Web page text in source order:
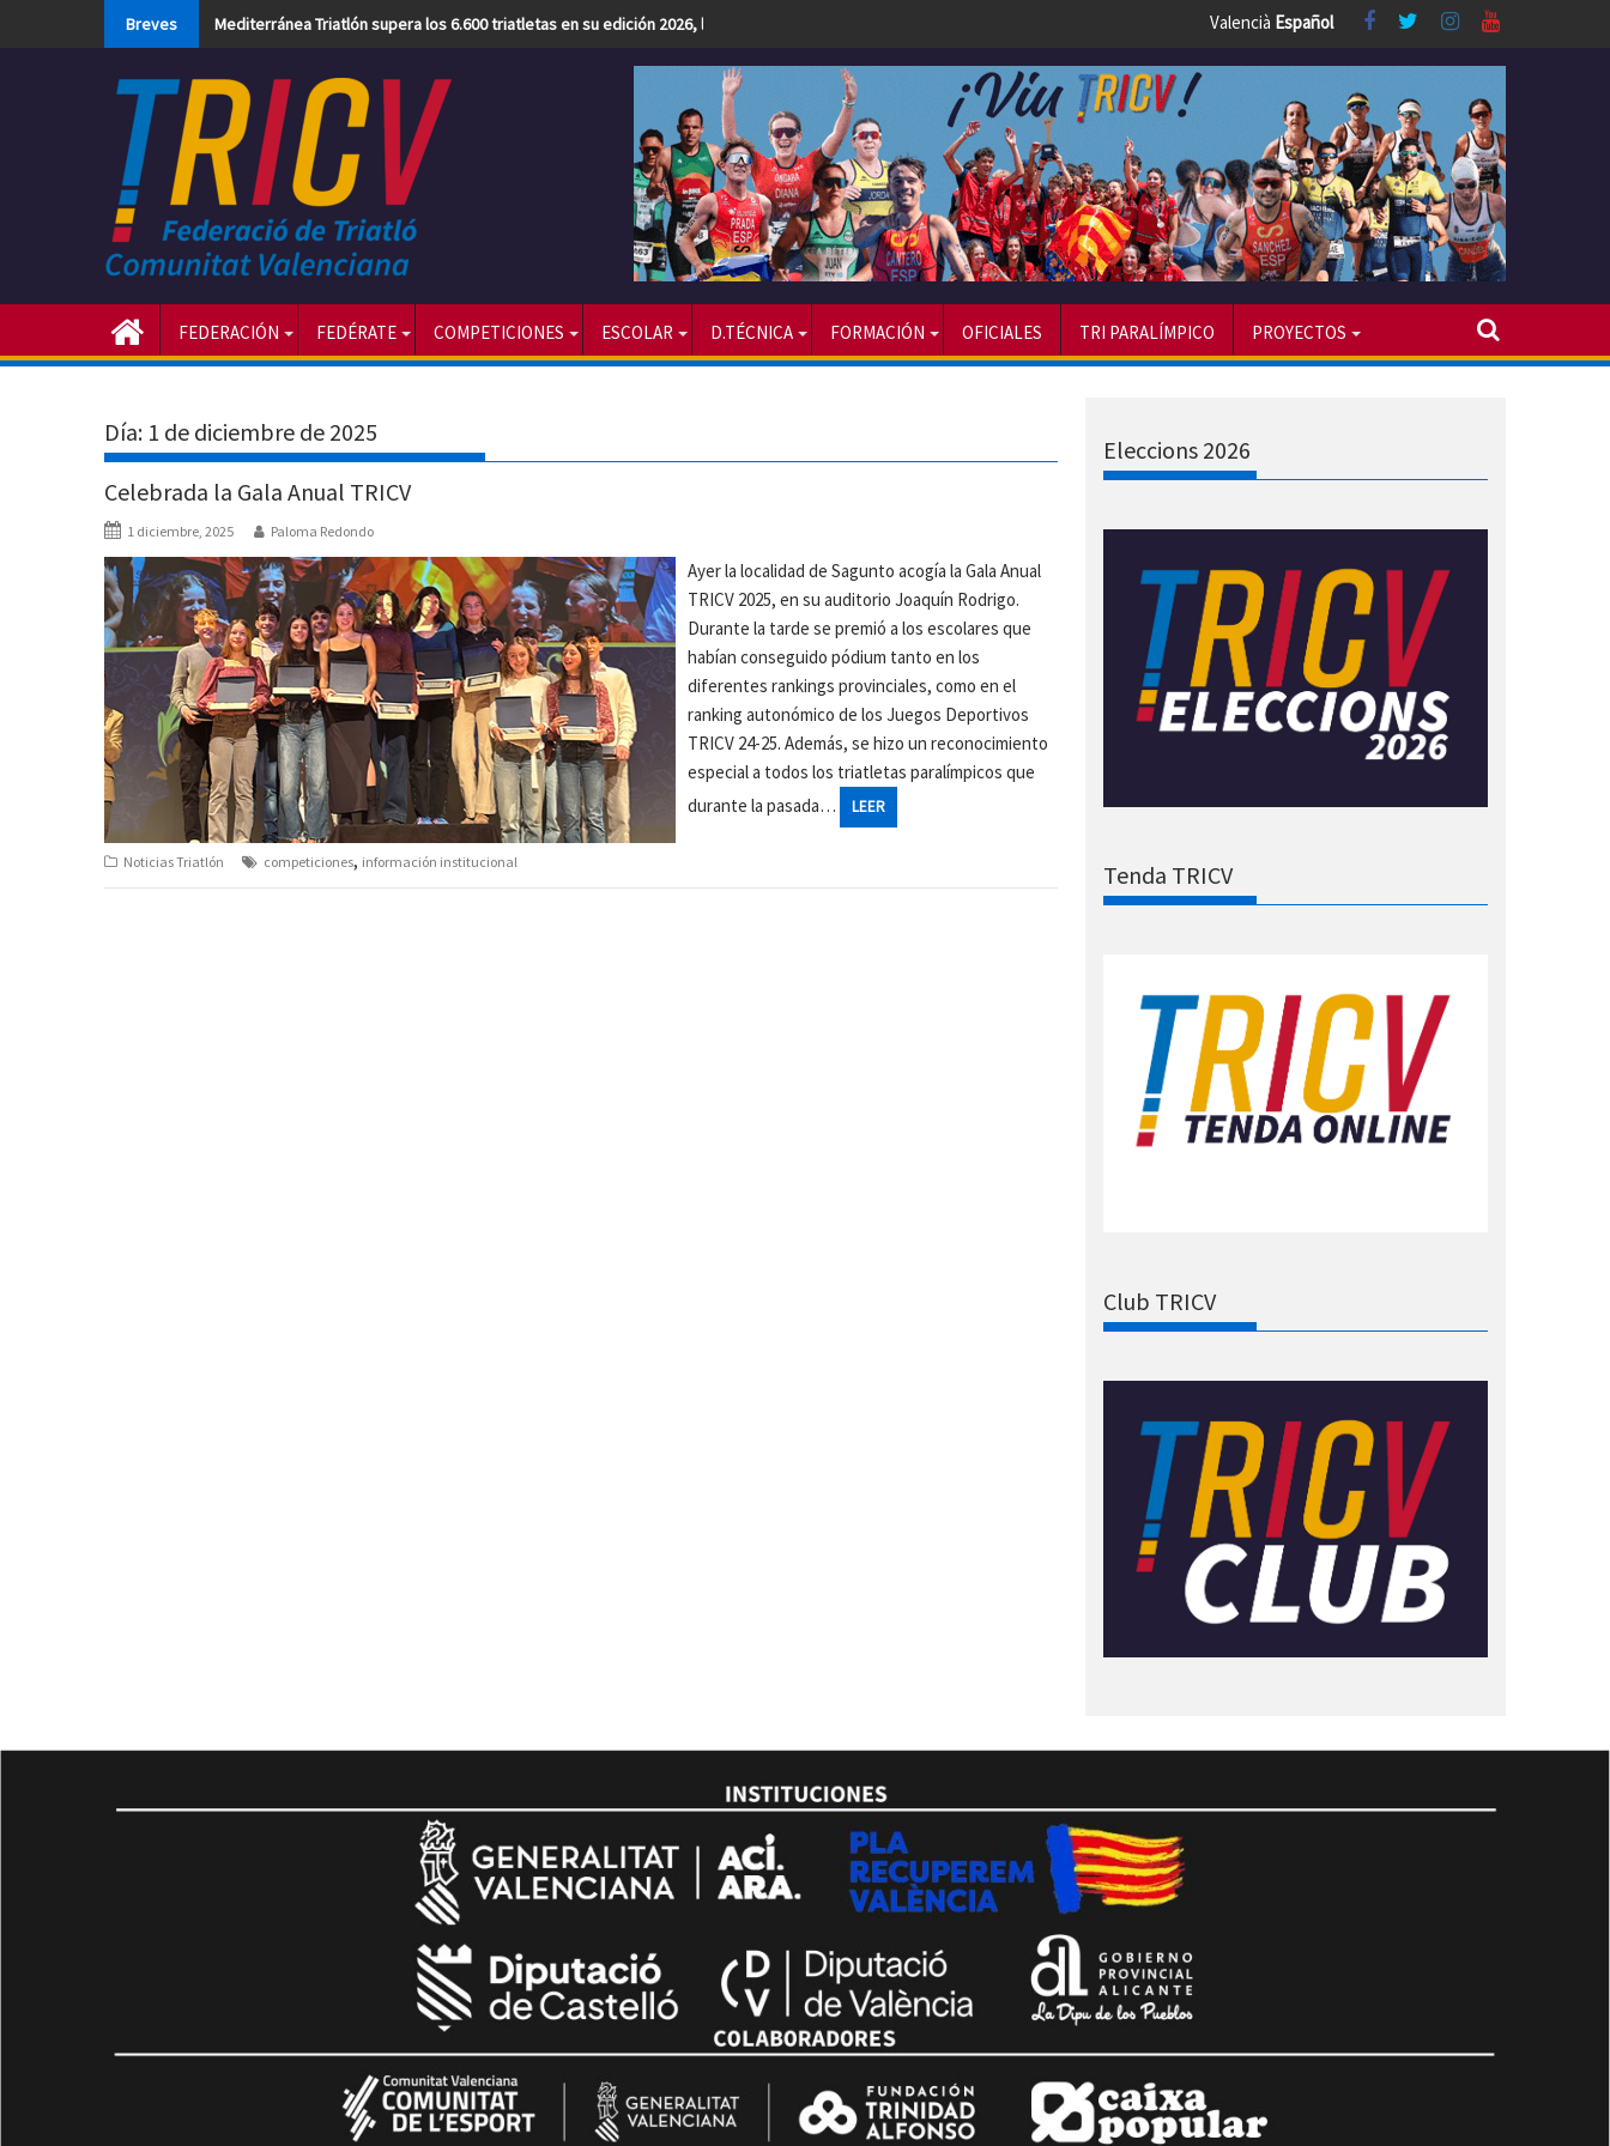
Breves Mediterránea Triatlón supera los 6.600 triatletas en su edición 2026, la más numerosa hasta la fecha Valencià Español
FEDERACIÓN FEDÉRATE COMPETICIONES ESCOLAR D.TÉCNICA FORMACIÓN OFICIALES TRI PARALÍMPICO PROYECTOS
Día: 1 de diciembre de 2025
Celebrada la Gala Anual TRICV
1 diciembre, 2025 Paloma Redondo
Ayer la localidad de Sagunto acogía la Gala Anual
TRICV 2025, en su auditorio Joaquín Rodrigo.
Durante la tarde se premió a los escolares que
habían conseguido pódium tanto en los
diferentes rankings provinciales, como en el
ranking autonómico de los Juegos Deportivos
TRICV 24-25. Además, se hizo un reconocimiento
especial a todos los triatletas paralímpicos que
durante la pasada…
LEER
Noticias Triatlón competiciones, información institucional
Eleccions 2026
Tenda TRICV
Club TRICV